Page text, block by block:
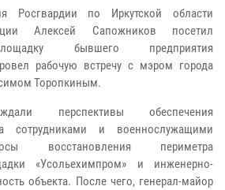
Росгвардии по Иркутской области
Алексей Сапожников посетил
бывшего предприятия
рабочую встречу с мэром города
Торопкиным.
перспективы обеспечения
сотрудниками и военнослужащими
восстановления периметра
«Усольехимпром» и инженерно-
объекта. После чего, генерал-майор